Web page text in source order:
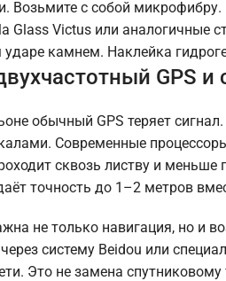
Возьмите с собой микрофибру.
Glass Victus или аналогичные
камнем. Наклейка
GPS
обычный GPS теряет
Современные
сквозь листву и
точность до 1–2 метров
не только навигация, но и
систему Beidou или
Это не замена